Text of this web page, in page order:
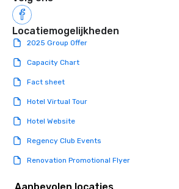
Locatiemogelijkheden
2025 Group Offer
Capacity Chart
Fact sheet
Hotel Virtual Tour
Hotel Website
Regency Club Events
Renovation Promotional Flyer